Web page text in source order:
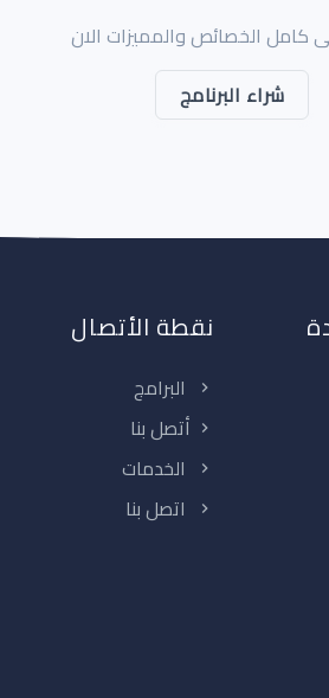
كامل الخصائص والمميزات الان
شراء البرنامج
نقطة الأتصال
البرامج
أتصل بنا
الخدمات
اتصل بنا